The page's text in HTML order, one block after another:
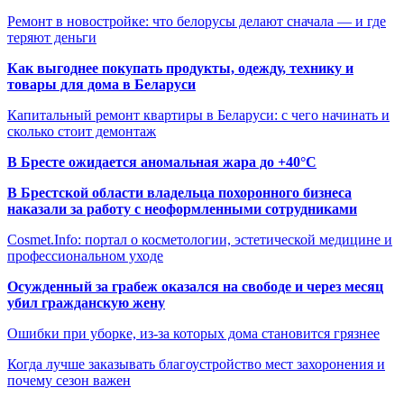
Ремонт в новостройке: что белорусы делают сначала — и где
теряют деньги
Как выгоднее покупать продукты, одежду, технику и
товары для дома в Беларуси
Капитальный ремонт квартиры в Беларуси: с чего начинать и
сколько стоит демонтаж
В Бресте ожидается аномальная жара до +40°C
В Брестской области владельца похоронного бизнеса
наказали за работу с неоформленными сотрудниками
Cosmet.Info: портал о косметологии, эстетической медицине и
профессиональном уходе
Осужденный за грабеж оказался на свободе и через месяц
убил гражданскую жену
Ошибки при уборке, из-за которых дома становится грязнее
Когда лучше заказывать благоустройство мест захоронения и
почему сезон важен